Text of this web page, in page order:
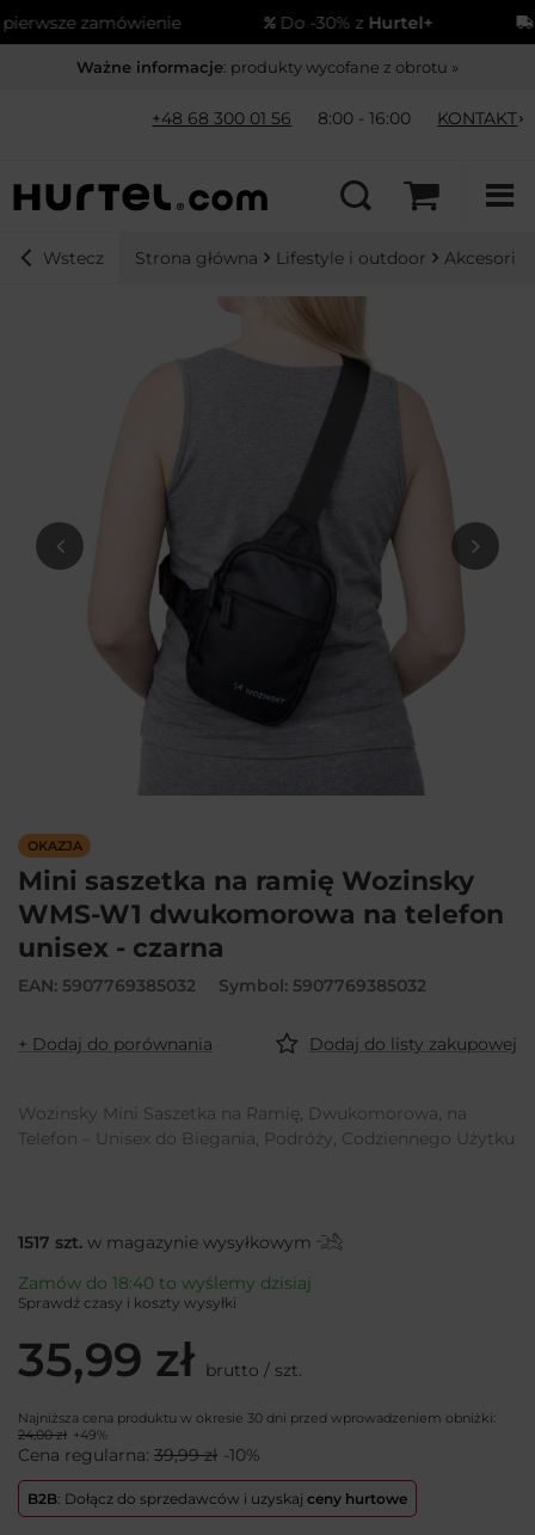
zamówienie Do -30% zHurtel+
Ważne informacje: produkty wycofane z obrotu »
+48 68 300 01 56 8:00 - 16:00 KONTAKT
Wstecz Strona główna Lifestyle i outdoor Akcesoria
OKAZJA
Mini saszetka na ramię Wozinsky
WMS-W1 dwukomorowa na telefon
unisex - czarna
EAN: 5907769385032 Symbol: 5907769385032
+ Dodaj do porównania Dodaj do listy zakupowej
Wozinsky Mini Saszetka na Ramię, Dwukomorowa, na
Telefon – Unisex do Biegania, Podróży, Codziennego Użytku
1517 szt. w magazynie wysyłkowym
Zamów do 18:40 to wyślemy dzisiaj
Sprawdź czasy i koszty wysyłki
35,99 zł brutto / szt.
Najniższa cena produktu w okresie 30 dni przed wprowadzeniem obniżki:
24,00 zł +49%
Cena regularna: 39,99 zł -10%
B2B: Dołącz do sprzedawców i uzyskaj ceny hurtowe